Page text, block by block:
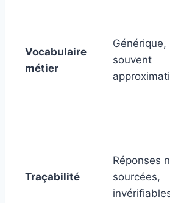
Vocabulaire
métier
Générique,
souvent
Traçabilité
Réponses
sourcées,